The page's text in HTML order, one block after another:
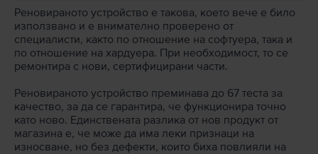
Реновираното устройство е такова, което вече е било
използвано и е внимателно проверено от
специалисти, както по отношение на софтуера, така и
по отношение на хардуера. При необходимост, то се
ремонтира с нови, сертифицирани части.
Реновираното устройство преминава до 67 теста за
качество, за да се гарантира, че функционира точно
като ново. Единствената разлика от нов продукт от
магазина е, че може да има леки признаци на
износване, но без дефекти, които биха повлияли на